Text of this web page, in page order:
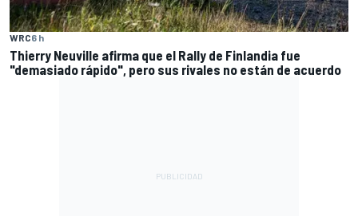
WRC6 h
Thierry Neuville afirma que el Rally de Finlandia fue
"demasiado rápido", pero sus rivales no están de acuerdo